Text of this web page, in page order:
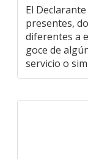
El
presentes,
diferentes a
goce de
servicio o